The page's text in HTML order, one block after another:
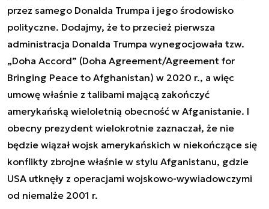
przez samego Donalda Trumpa i jego środowisko
polityczne. Dodajmy, że to przecież pierwsza
administracja Donalda Trumpa wynegocjowała tzw.
„Doha Accord” (Doha Agreement/Agreement for
Bringing Peace to Afghanistan) w 2020 r., a więc
umowę właśnie z talibami mającą zakończyć
amerykańską wieloletnią obecność w Afganistanie. I
obecny prezydent wielokrotnie zaznaczał, że nie
będzie wiązał wojsk amerykańskich w niekończące się
konflikty zbrojne właśnie w stylu Afganistanu, gdzie
USA utknęły z operacjami wojskowo-wywiadowczymi
od niemalże 2001 r.